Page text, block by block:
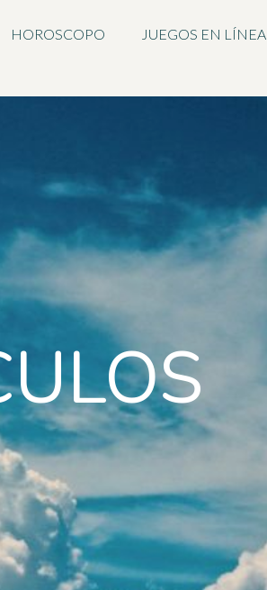
HOROSCOPO JUEGOS EN LÍNEA